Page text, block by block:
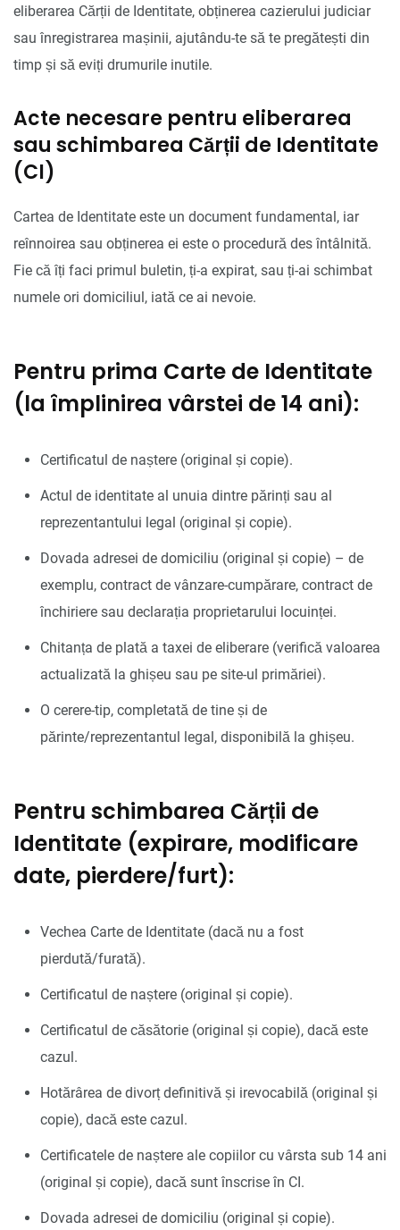
eliberarea Cărții de Identitate, obținerea cazierului judiciar
sau înregistrarea mașinii, ajutându-te să te pregătești din
timp și să eviți drumurile inutile.
Acte necesare pentru eliberarea
sau schimbarea Cărții de Identitate
(CI)
Cartea de Identitate este un document fundamental, iar
reînnoirea sau obținerea ei este o procedură des întâlnită.
Fie că îți faci primul buletin, ți-a expirat, sau ți-ai schimbat
numele ori domiciliul, iată ce ai nevoie.
Pentru prima Carte de Identitate
(la împlinirea vârstei de 14 ani):
Certificatul de naștere (original și copie).
Actul de identitate al unuia dintre părinți sau al
reprezentantului legal (original și copie).
Dovada adresei de domiciliu (original și copie) – de
exemplu, contract de vânzare-cumpărare, contract de
închiriere sau declarația proprietarului locuinței.
Chitanța de plată a taxei de eliberare (verifică valoarea
actualizată la ghișeu sau pe site-ul primăriei).
O cerere-tip, completată de tine și de
părinte/reprezentantul legal, disponibilă la ghișeu.
Pentru schimbarea Cărții de
Identitate (expirare, modificare
date, pierdere/furt):
Vechea Carte de Identitate (dacă nu a fost
pierdută/furată).
Certificatul de naștere (original și copie).
Certificatul de căsătorie (original și copie), dacă este
cazul.
Hotărârea de divorț definitivă și irevocabilă (original și
copie), dacă este cazul.
Certificatele de naștere ale copiilor cu vârsta sub 14 ani
(original și copie), dacă sunt înscrise în CI.
Dovada adresei de domiciliu (original și copie).